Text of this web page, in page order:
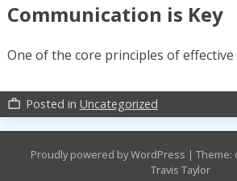
Communication is Key
One of the core principles of
work_outline Posted in Uncategorized
Proudly powered by WordPress | Theme:
Travis Taylor